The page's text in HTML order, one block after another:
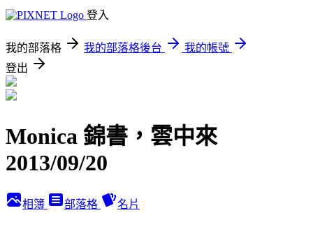
登入
我的部落格 我的部落格後台
我的帳號
登出
Monica 錦書，雲中來
2013/09/20
相簿 部落格 名片